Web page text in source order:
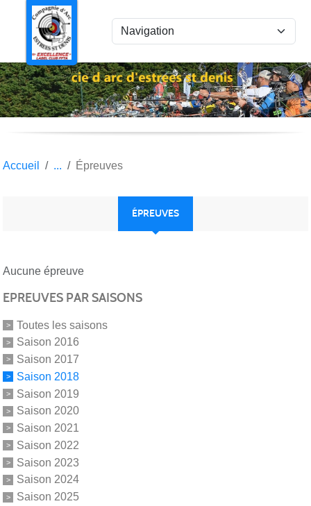
Accueil Épreuves
ÉPREUVES
Aucune épreuve
EPREUVES PAR SAISONS
Toutes les saisons
Saison 2016
Saison 2017
Saison 2018
Saison 2019
Saison 2020
Saison 2021
Saison 2022
Saison 2023
Saison 2024
Saison 2025
Panneau de gestion des cookies